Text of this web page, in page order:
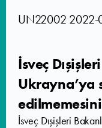
UN22002 2022-
İsveç
Ukrayna’ya
İsveç Dışişleri